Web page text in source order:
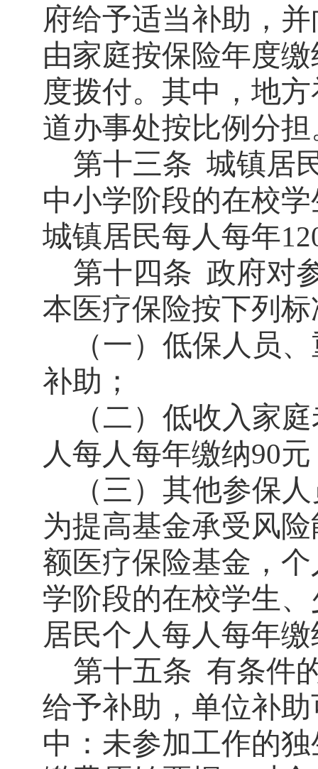
府给予适当补助，
由家庭按保险年度
度拨付。其中，地
道办事处按比例分担
第十三条 城镇居
中小学阶段的在校
城镇居民每人每年
第十四条 政府对
本医疗保险按下列
（一）低保人员
补助；
（二）低收入家
人每人每年缴纳90
（三）其他参保
为提高基金承受风
额医疗保险基金，
学阶段的在校学生
居民个人每人每年缴
第十五条 有条件
给予补助，单位补
中：未参加工作的